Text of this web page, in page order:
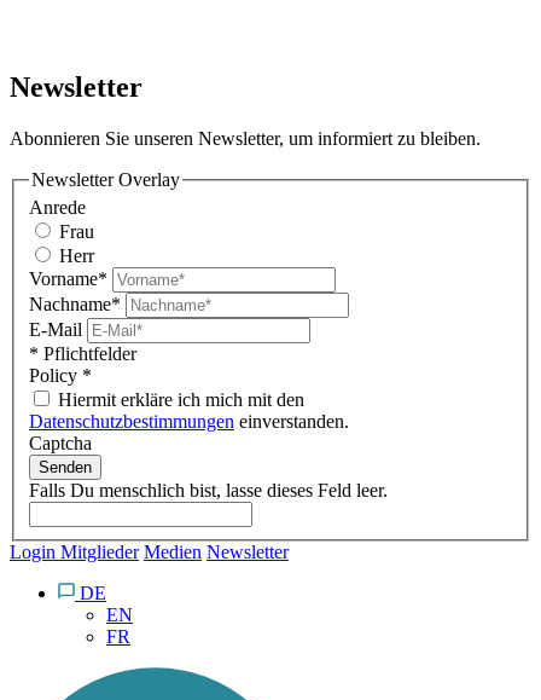
Newsletter
Abonnieren Sie unseren Newsletter, um informiert zu bleiben.
Newsletter Overlay
Anrede
Frau
Herr
Vorname*
Nachname*
E-Mail
* Pflichtfelder
Policy *
Hiermit erkläre ich mich mit den
Datenschutzbestimmungen einverstanden.
Captcha
Senden
Falls Du menschlich bist, lasse dieses Feld leer.
Login Mitglieder Medien Newsletter
DE
EN
FR